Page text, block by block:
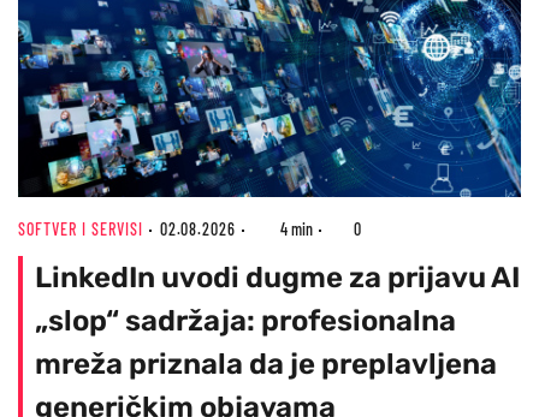
SOFTVER I SERVISI 02.08.2026 4 min 0
LinkedIn uvodi dugme za prijavu AI
„slop“ sadržaja: profesionalna
mreža priznala da je preplavljena
generičkim objavama